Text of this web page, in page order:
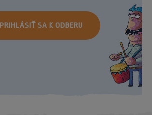
PRIHLÁSIŤ SA K ODBERU